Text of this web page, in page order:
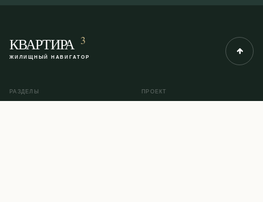
КВАРТИРА 3
ЖИЛИЩНЫЙ НАВИГАТОР
РАЗДЕЛЫ ПРОЕКТ